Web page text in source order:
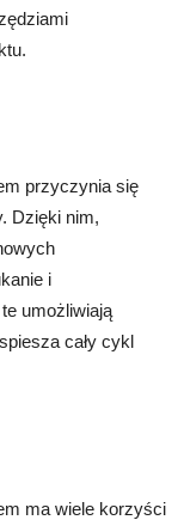
przyczynia się
Dzięki nim,
i
umożliwiają
cały cykl
ma wiele korzyści